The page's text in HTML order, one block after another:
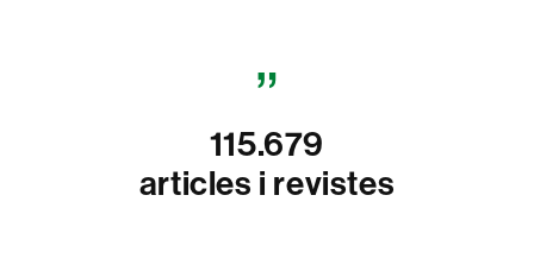
115.679
articles i revistes